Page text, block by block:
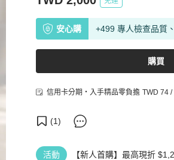
安心購 +499 專人檢查品質
購買
信用卡分期・入手精品零負擔 TWD 74 /
(1)
活動 【新人首購】最高現折